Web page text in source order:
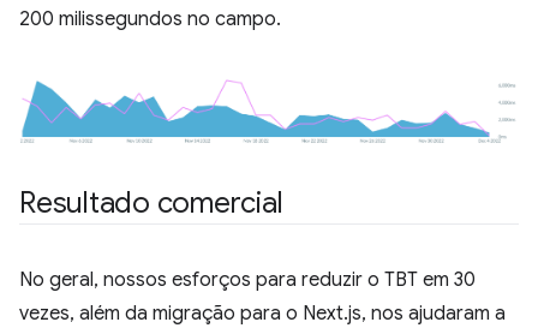
200 milissegundos no campo.
Resultado comercial
No geral, nossos esforços para reduzir o TBT em 30
vezes, além da migração para o Next.js, nos ajudaram a